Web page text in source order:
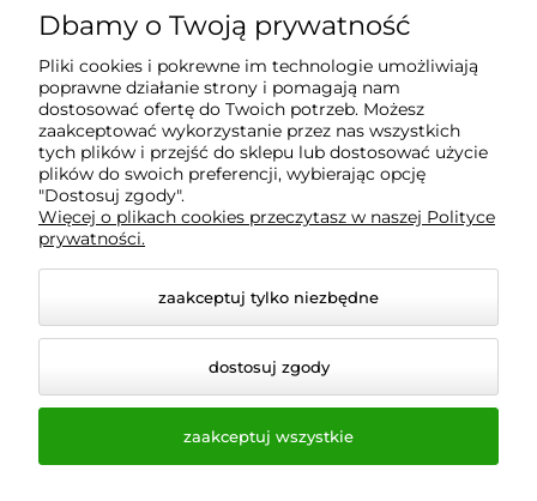
Informacje
O nas
Wyposażenie Gastronomii - Projekty Technologiczne -
Sklep Gastronomiczny - Serwis Sprzętu
Gastronomicznego | Gdańsk - Trójmiasto - Pomorskie
Dbamy o Twoją prywatność
Pliki cookies i pokrewne im technologie umożliwiają
poprawne działanie strony i pomagają nam
dostosować ofertę do Twoich potrzeb. Możesz
zaakceptować wykorzystanie przez nas wszystkich
tych plików i przejść do sklepu lub dostosować użycie
plików do swoich preferencji, wybierając opcję
"Dostosuj zgody".
Więcej o plikach cookies przeczytasz w naszej Polityce
prywatności.
zaakceptuj tylko niezbędne
dostosuj zgody
zaakceptuj wszystkie